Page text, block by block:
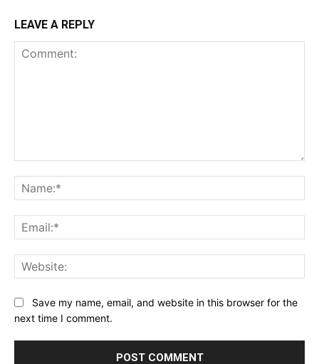
LEAVE A REPLY
Save my name, email, and website in this browser for the
next time I comment.